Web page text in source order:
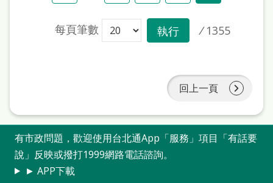
每頁筆數 執行 / 1355
回上一頁
有市政問題，歡迎使用台北通App「服務」項目「有話要
說」反映或撥打1999網路電話諮詢。
► APP下載